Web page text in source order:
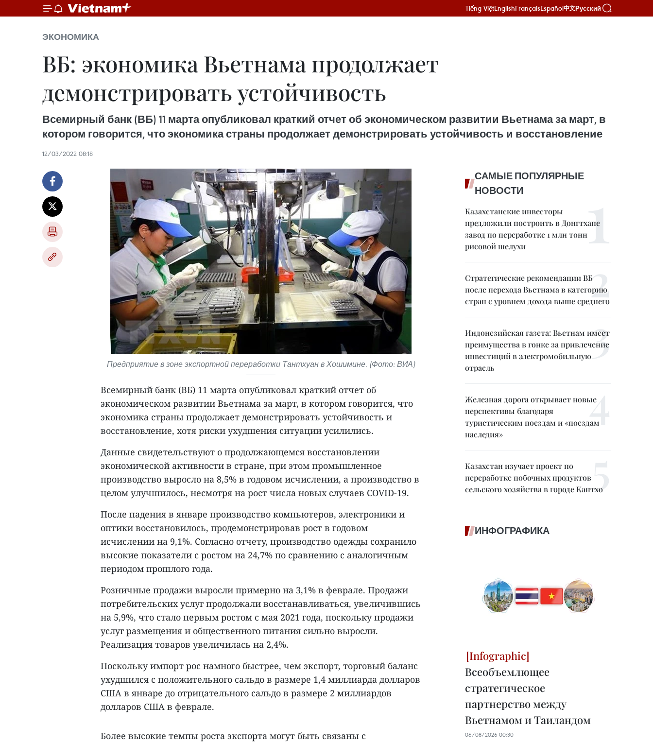
Tiếng ViệtEnglishFrançaisEspañol中文Русский
ЭКОНОМИКА
ВБ: экономика Вьетнама продолжает
демонстрировать устойчивость
Всемирный банк (ВБ) 11 марта опубликовал краткий отчет об экономическом развитии Вьетнама за март, в
котором говорится, что экономика страны продолжает демонстрировать устойчивость и восстановление
12/03/2022 08:18
Предприятие в зоне экспортной переработки Тантхуан в Хошимине. (Фото: ВИА)
Всемирный банк (ВБ) 11 марта опубликовал краткий отчет об
экономическом развитии Вьетнама за март, в котором говорится, что
экономика страны продолжает демонстрировать устойчивость и
восстановление, хотя риски ухудшения ситуации усилились.
Данные свидетельствуют о продолжающемся восстановлении
экономической активности в стране, при этом промышленное
производство выросло на 8,5% в годовом исчислении, а производство в
целом улучшилось, несмотря на рост числа новых случаев COVID-19.
После падения в январе производство компьютеров, электроники и
оптики восстановилось, продемонстрировав рост в годовом
исчислении на 9,1%. Согласно отчету, производство одежды сохранило
высокие показатели с ростом на 24,7% по сравнению с аналогичным
периодом прошлого года.
Розничные продажи выросли примерно на 3,1% в феврале. Продажи
потребительских услуг продолжали восстанавливаться, увеличившись
на 5,9%, что стало первым ростом с мая 2021 года, поскольку продажи
услуг размещения и общественного питания сильно выросли.
Реализация товаров увеличилась на 2,4%.
Поскольку импорт рос намного быстрее, чем экспорт, торговый баланс
ухудшился с положительного сальдо в размере 1,4 миллиарда долларов
США в январе до отрицательного сальдо в размере 2 миллиардов
долларов США в феврале.
Более высокие темпы роста экспорта могут быть связаны с
САМЫЕ ПОПУЛЯРНЫЕ
НОВОСТИ
Казахстанские инвесторы
предложили построить в Донгтхапе
завод по переработке 1 млн тонн
рисовой шелухи
Стратегические рекомендации ВБ
после перехода Вьетнама в категорию
стран с уровнем дохода выше среднего
Индонезийская газета: Вьетнам имеет
преимущества в гонке за привлечение
инвестиций в электромобильную
отрасль
Железная дорога открывает новые
перспективы благодаря
туристическим поездам и «поездам
наследия»
Казахстан изучает проект по
переработке побочных продуктов
сельского хозяйства в городе Кантхо
ИНФОГРАФИКА
Всеобъемлющее
стратегическое
партнерство между
Вьетнамом и Таиландом
06/08/2026 00:30